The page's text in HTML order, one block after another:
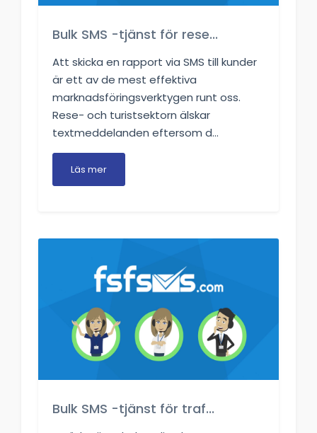
Bulk SMS -tjänst för rese...
Att skicka en rapport via SMS till kunder
är ett av de mest effektiva
marknadsföringsverktygen runt oss.
Rese- och turistsektorn älskar
textmeddelanden eftersom d...
Läs mer
Bulk SMS -tjänst för traf...